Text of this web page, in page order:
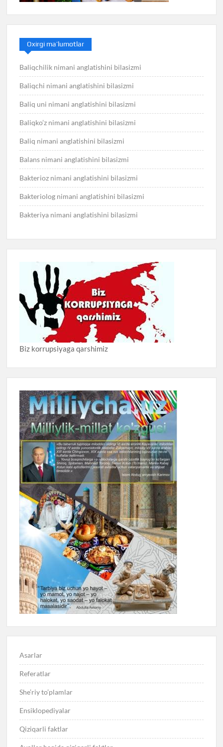
Oxirgi ma’lumotlar
Baliqchilik nimani anglatishini bilasizmi
Baliqchi nimani anglatishini bilasizmi
Baliq uni nimani anglatishini bilasizmi
Baliqko’z nimani anglatishini bilasizmi
Baliq nimani anglatishini bilasizmi
Balans nimani anglatishini bilasizmi
Bakterioz nimani anglatishini bilasizmi
Bakteriolog nimani anglatishini bilasizmi
Bakteriya nimani anglatishini bilasizmi
Biz korrupsiyaga qarshimiz
Asarlar
Referatlar
She’riy to’plamlar
Ensiklopediyalar
Qiziqarli faktlar